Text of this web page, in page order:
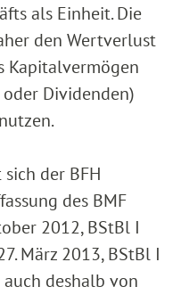
als Einheit. Die
den Wertverlust
Kapitalvermögen
oder Dividenden)
der BFH
des BMF
2012, BStBl I
März 2013, BStBl I
deshalb von